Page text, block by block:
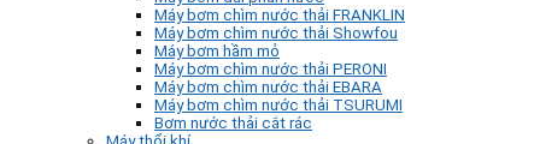
Máy bơm chìm nước thải FRANKLIN
Máy bơm chìm nước thải Showfou
Máy bơm hầm mỏ
Máy bơm chìm nước thải PERONI
Máy bơm chìm nước thải EBARA
Máy bơm chìm nước thải TSURUMI
Bơm nước thải cắt rác